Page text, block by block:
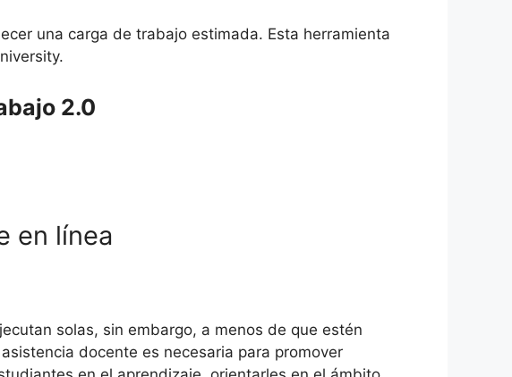
una carga de trabajo estimada. Esta herramienta
2.0
en línea
solas, sin embargo, a menos de que estén
docente es necesaria para promover